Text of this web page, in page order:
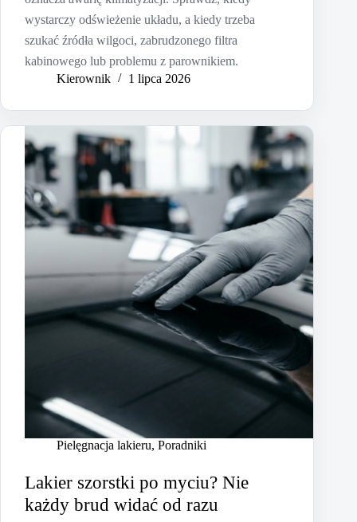
wystarczy odświeżenie układu, a kiedy trzeba
szukać źródła wilgoci, zabrudzonego filtra
kabinowego lub problemu z parownikiem.
Kierownik
1 lipca 2026
Pielęgnacja lakieru, Poradniki
Lakier szorstki po myciu? Nie
każdy brud widać od razu